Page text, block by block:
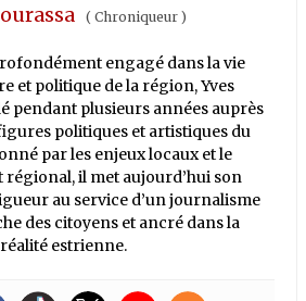
( Chroniqueur )
engagé dans la vie
et politique de la région, Yves
pendant plusieurs années auprès
politiques et artistiques du
par les enjeux locaux et le
régional, il met aujourd’hui son
au service d’un journalisme
des citoyens et ancré dans la
réalité estrienne.